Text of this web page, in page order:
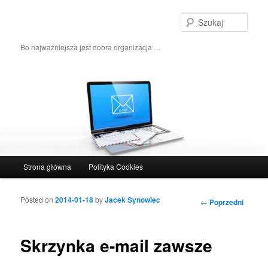
Bo najważniejsza jest dobra organizacja …
Przeskocz do tekstu
Przeskocz do widgetów
Strona główna Polityka Cookies
Nawigacja wpisu ← Poprzedni
Skrzynka e-mail zawsze
Posted on2014-01-18byJacek Synowiec